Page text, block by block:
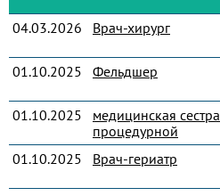
04.03.2026 Врач-хирург
01.10.2025
Фельдшер
01.10.2025
медицинская сестра
процедурной
01.10.2025
Врач-гериатр